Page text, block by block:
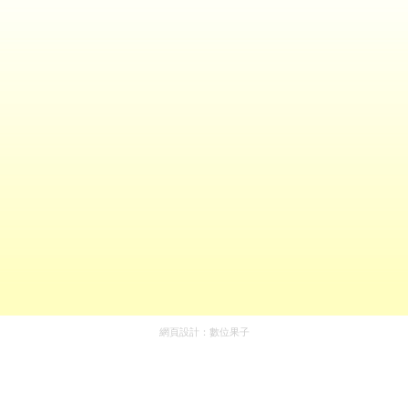
網頁設計： 數位果子